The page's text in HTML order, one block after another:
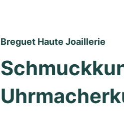
Breguet Haute Joaillerie